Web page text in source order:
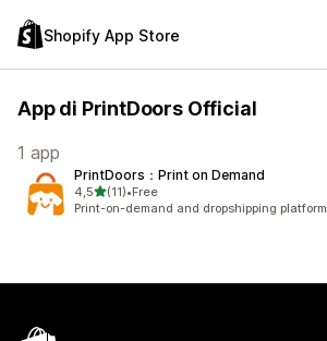
Shopify App Store
App di PrintDoors Official
1 app
PrintDoors：Print on Demand
4,5stelle su 5
(11)
11 recensioni totali
•Free
Print-on-demand and dropshipping platform